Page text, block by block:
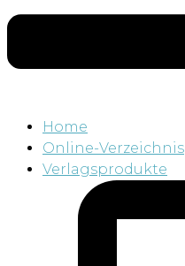
Home
Online-Verzeichnis
Verlagsprodukte